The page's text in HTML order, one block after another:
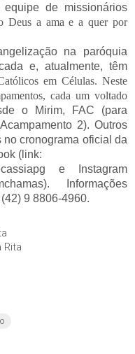
de missionários
Deus a ama e a quer por
na paróquia
e, atualmente, têm
em Células. Neste
cada um voltado
o Mirim, FAC (para
2). Outros
cronograma oficial da
(link:
e Instagram
Informações
9 8806-4960.
Rita